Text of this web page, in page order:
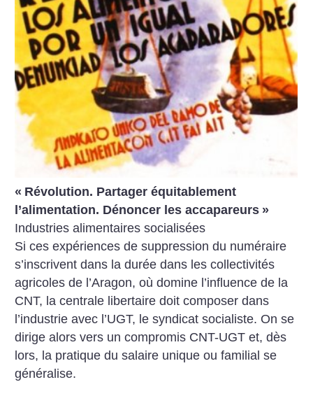
« Révolution. Partager équitablement
l’alimentation. Dénoncer les accapareurs »
Industries alimentaires socialisées
Si ces expériences de suppression du numéraire
s’inscrivent dans la durée dans les collectivités
agricoles de l’Aragon, où domine l’influence de la
CNT, la centrale libertaire doit composer dans
l’industrie avec l’UGT, le syndicat socialiste. On se
dirige alors vers un compromis CNT-UGT et, dès
lors, la pratique du salaire unique ou familial se
généralise.